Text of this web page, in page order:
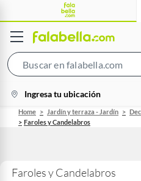
location-
icon
Ingresa tu ubicación
Home Jardín y terraza - Jardín
Faroles y Candelabros
Faroles y Candelabros